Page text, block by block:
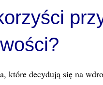
które decydują się na